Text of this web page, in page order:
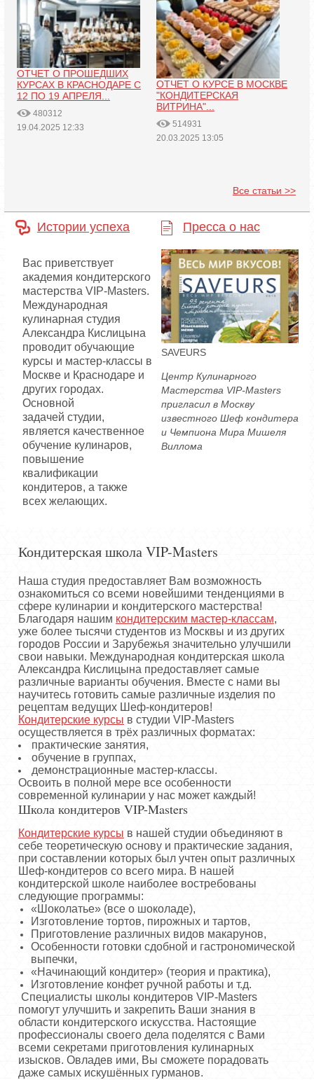
ОТЧЕТ О ПРОШЕДШИХ
КУРСАХ В КРАСНОДАРЕ С
12 ПО 19 АПРЕЛЯ...
480312
19.04.2025 12:33
ОТЧЕТ О КУРСЕ В МОСКВЕ
"КОНДИТЕРСКАЯ
ВИТРИНА"...
514931
20.03.2025 13:05
Все статьи >>
Истории успеха
Вас приветствует
академия кондитерского
мастерства VIP-Masters.
Международная
кулинарная студия
Александра Кислицына
проводит обучающие
курсы и мастер-классы в
Москве и Краснодаре и
других городах.
Основной
задачей студии,
является качественное
обучение кулинаров,
повышение
квалификации
кондитеров, а также
всех желающих.
Пресса о нас
SAVEURS
Центр Кулинарного
Мастерства VIP-Masters
пригласил в Москву
известного Шеф кондитера
и Чемпиона Мира Мишеля
Виллома
Кондитерская школа VIP-Masters
Наша студия предоставляет Вам возможность
ознакомиться со всеми новейшими тенденциями в
сфере кулинарии и кондитерского мастерства!
Благодаря нашим кондитерским мастер-классам,
уже более тысячи студентов из Москвы и из других
городов России и Зарубежья значительно улучшили
свои навыки. Международная кондитерская школа
Александра Кислицына предоставляет самые
различные варианты обучения. Вместе с нами вы
научитесь готовить самые различные изделия по
рецептам ведущих Шеф-кондитеров!
Кондитерские курсы в студии VIP-Masters
осуществляется в трёх различных форматах:
практические занятия,
обучение в группах,
демонстрационные мастер-классы.
Освоить в полной мере все особенности
современной кулинарии у нас может каждый!
Школа кондитеров VIP-Masters
Кондитерские курсы в нашей студии объединяют в
себе теоретическую основу и практические задания,
при составлении которых был учтен опыт различных
Шеф-кондитеров со всего мира. В нашей
кондитерской школе наиболее востребованы
следующие программы:
«Шоколатье» (все о шоколаде),
Изготовление тортов, пирожных и тартов,
Приготовление различных видов макарунов,
Особенности готовки сдобной и гастрономической
выпечки,
«Начинающий кондитер» (теория и практика),
Изготовление конфет ручной работы и т.д.
Специалисты школы кондитеров VIP-Masters
помогут улучшить и закрепить Ваши знания в
области кондитерского искусства. Настоящие
профессионалы своего дела поделятся с Вами
всеми секретами приготовления кулинарных
изысков. Овладев ими, Вы сможете порадовать
даже самых искушённых гурманов.